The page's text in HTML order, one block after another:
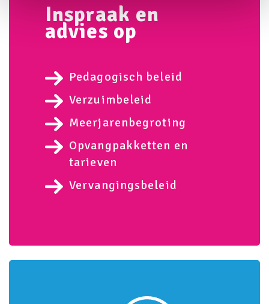
Inspraak en
advies op
Pedagogisch beleid
Verzuimbeleid
Meerjarenbegroting
Opvangpakketten en
tarieven
Vervangingsbeleid